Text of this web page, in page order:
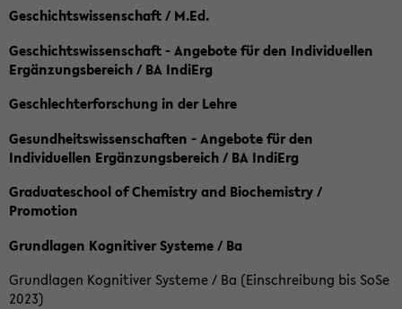
Geschichtswissenschaft / M.Ed.
Geschichtswissenschaft - Angebote für den Individuellen
Ergänzungsbereich / BA IndiErg
Geschlechterforschung in der Lehre
Gesundheitswissenschaften - Angebote für den
Individuellen Ergänzungsbereich / BA IndiErg
Graduateschool of Chemistry and Biochemistry /
Promotion
Grundlagen Kognitiver Systeme / Ba
Grundlagen Kognitiver Systeme / Ba (Einschreibung bis SoSe
2023)